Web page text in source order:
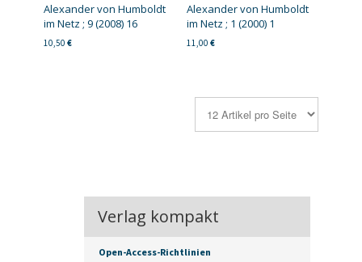
Alexander von Humboldt
im Netz ; 9 (2008) 16
10,50 €
Alexander von Humboldt
im Netz ; 1 (2000) 1
11,00 €
Verlag kompakt
Open-Access-Richtlinien